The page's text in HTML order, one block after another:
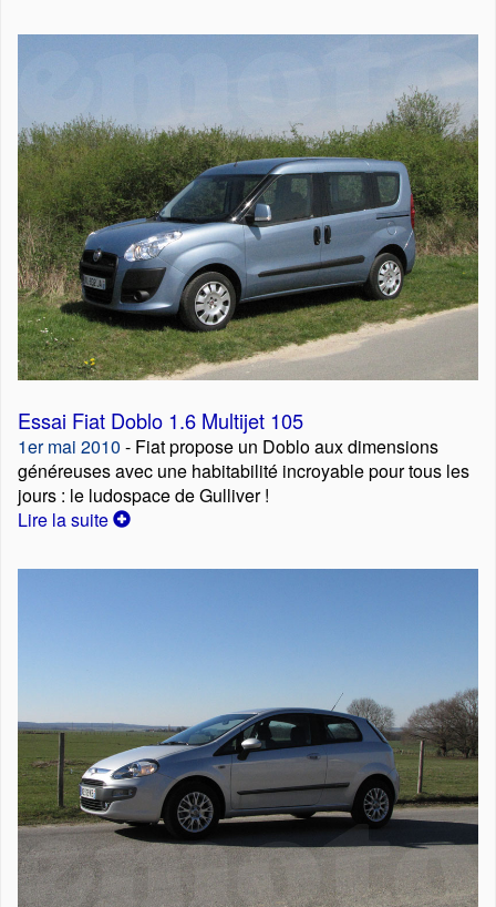
Essai Fiat Doblo 1.6 Multijet 105
1er mai 2010 - Fiat propose un Doblo aux dimensions
généreuses avec une habitabilité incroyable pour tous les
jours : le ludospace de Gulliver !
Lire la suite